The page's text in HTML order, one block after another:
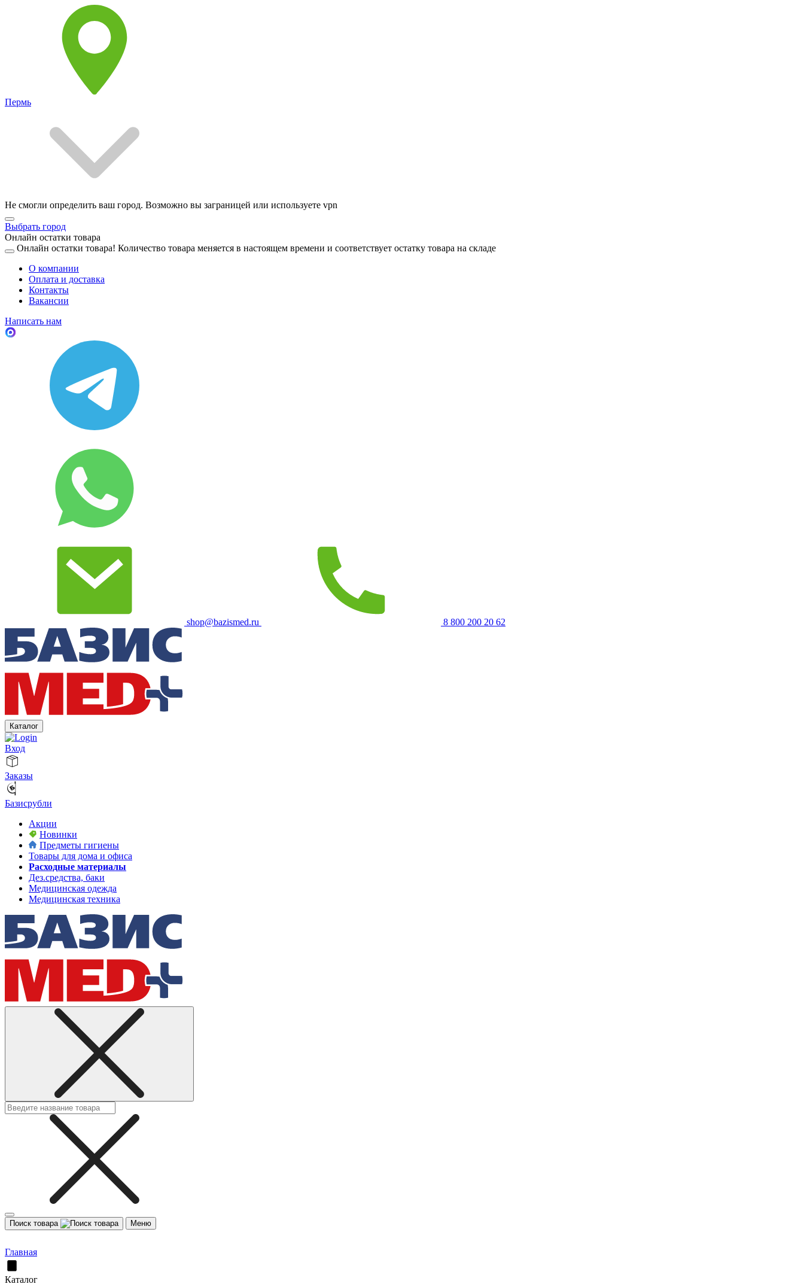
Пермь
Не смогли определить ваш город. Возможно вы заграницей или используете vpn
Выбрать город
Онлайн остатки товара
Онлайн остатки товара! Количество товара меняется в настоящем времени и соответствует остатку товара на складе
О компании
Оплата и доставка
Контакты
Вакансии
Написать нам
shop@bazismed.ru 8 800 200 20 62
Каталог
Вход
Заказы
Базисрубли
Акции
Новинки
Предметы гигиены
Товары для дома и офиса
Расходные материалы
Дез.средства, баки
Медицинская одежда
Медицинская техника
Поиск товара Меню
Главная
Каталог